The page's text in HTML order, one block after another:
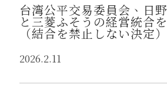
台湾公平交易委員会、日
と三菱ふそうの経営統合
（結合を禁止しない決定）
2026.2.11